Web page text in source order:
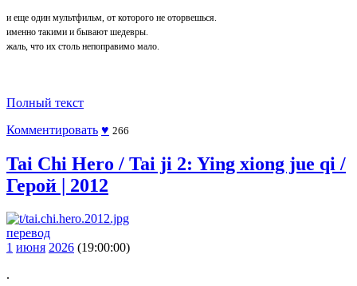
и еще один мультфильм, от которого не оторвешься.
именно такими и бывают шедевры.
жаль, что их столь непоправимо мало.
Полный текст
Комментировать ♥ 266
Tai Chi Hero / Tai ji 2: Ying xiong jue qi /
Герой | 2012
перевод
1 июня 2026 (19:00:00)
.